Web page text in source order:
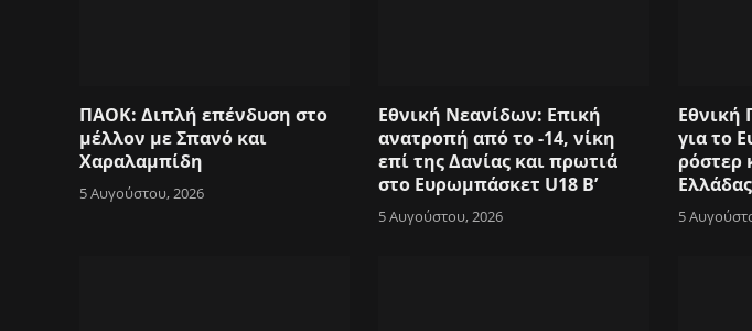
ΠΑΟΚ: Διπλή επένδυση στο
μέλλον με Σπανό και
Χαραλαμπίδη
5 Αυγούστου, 2026
Εθνική Νεανίδων: Επική
ανατροπή από το -14, νίκη
επί της Δανίας και πρωτιά
στο Ευρωμπάσκετ U18 Β’
5 Αυγούστου, 2026
Εθνική
για το
ρόστερ
Ελλάδας
5